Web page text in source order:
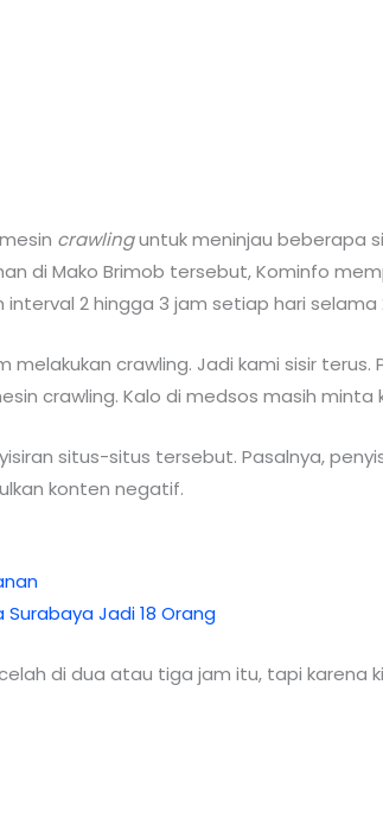
crawlinguntuk meninjau beberapa
di Mako Brimob tersebut, Kominfo
2 hingga 3 jam setiap hari selama
crawling. Jadi kami sisir terus.
crawling. Kalo di medsos masih minta
situs-situs tersebut. Pasalnya,
konten negatif.
Jadi 18 Orang
di dua atau tiga jam itu, tapi karena